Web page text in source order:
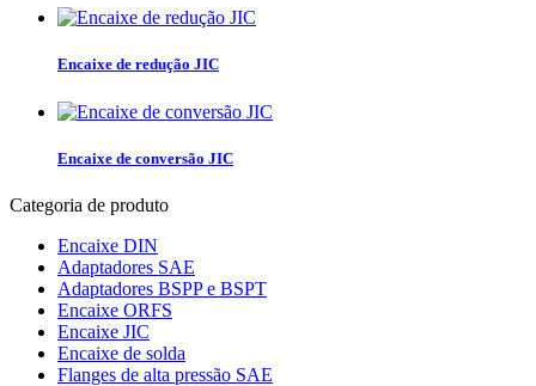
Encaixe de redução JIC
Encaixe de conversão JIC
Categoria de produto
Encaixe DIN
Adaptadores SAE
Adaptadores BSPP e BSPT
Encaixe ORFS
Encaixe JIC
Encaixe de solda
Flanges de alta pressão SAE